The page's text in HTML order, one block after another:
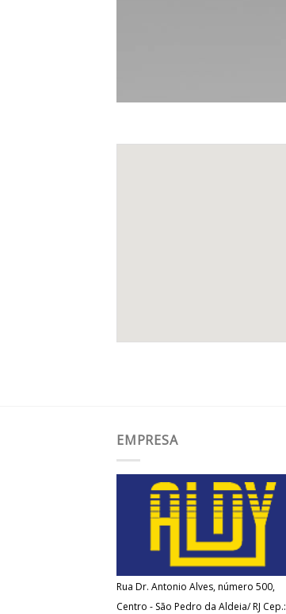
EMPRESA
Rua Dr. Antonio Alves, número 500,
Centro - São Pedro da Aldeia/ RJ Cep.: